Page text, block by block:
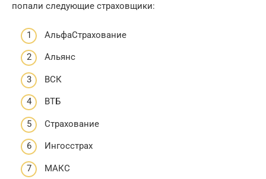
попали следующие страховщики:
АльфаСтрахование
Альянс
ВСК
ВТБ
Страхование
Ингосстрах
МАКС